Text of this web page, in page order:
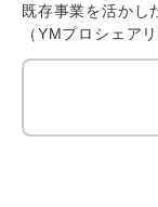
既存事業を活かし
（YMプロシェアリ